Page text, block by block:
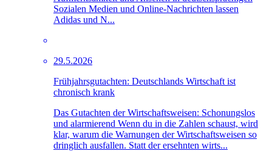
Sozialen Medien und Online-Nachrichten lassen
Adidas und N...
29.5.2026
Frühjahrsgutachten: Deutschlands Wirtschaft ist
chronisch krank
Das Gutachten der Wirtschaftsweisen: Schonungslos
und alarmierend Wenn du in die Zahlen schaust, wird
klar, warum die Warnungen der Wirtschaftsweisen so
dringlich ausfallen. Statt der ersehnten wirts...